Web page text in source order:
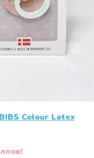
Colour Latex